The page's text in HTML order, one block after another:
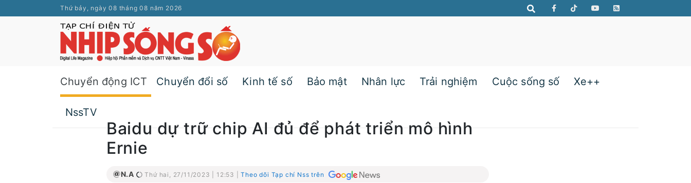
Thứ bảy, ngày 08 tháng 08 năm 2026
Chuyển động ICT Chuyển đổi số Kinh tế số Bảo mật Nhân lực Trải nghiệm Cuộc sống số Xe++
NssTV
Baidu dự trữ chip AI đủ để phát triển mô hình
Ernie
N.A Thứ hai, 27/11/2023 | 12:53 |Theo dõi Tạp chí Nss trên